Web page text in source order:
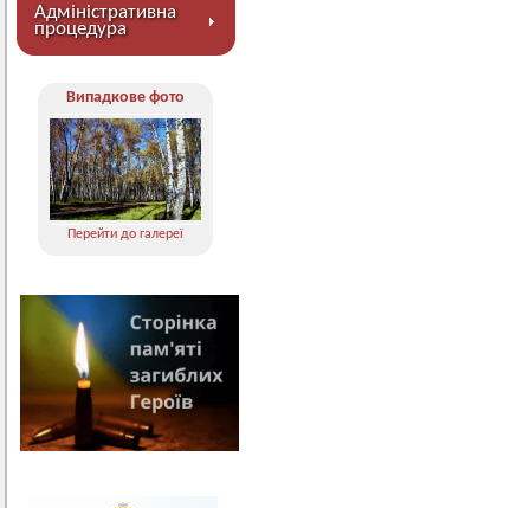
Адміністративна
процедура
Випадкове фото
Перейти до галереї